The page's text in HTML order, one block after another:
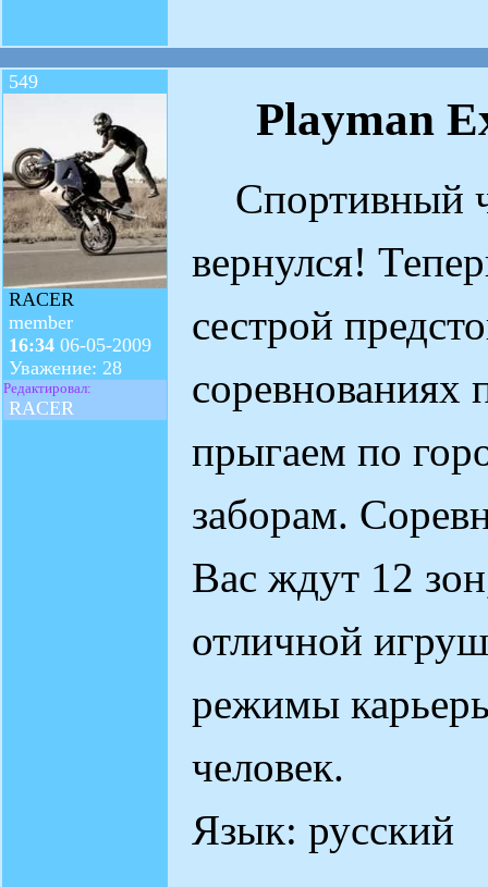
549
RACER
member
16:34 06-05-2009
Уважение: 28
Редактировал:
RACER
Playman
Спортивный
вернулся!
сестрой
соревнованиях
прыгаем по
заборам.
Вас ждут 12
отличной
режимы
человек.
Язык: русский